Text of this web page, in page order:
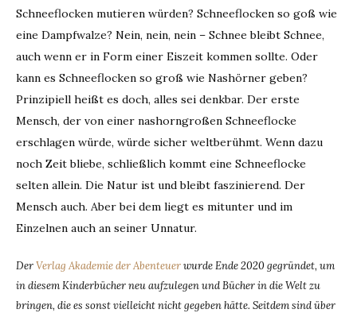
Schneeflocken mutieren würden? Schneeflocken so goß wie
eine Dampfwalze? Nein, nein, nein – Schnee bleibt Schnee,
auch wenn er in Form einer Eiszeit kommen sollte. Oder
kann es Schneeflocken so groß wie Nashörner geben?
Prinzipiell heißt es doch, alles sei denkbar. Der erste
Mensch, der von einer nashorngroßen Schneeflocke
erschlagen würde, würde sicher weltberühmt. Wenn dazu
noch Zeit bliebe, schließlich kommt eine Schneeflocke
selten allein. Die Natur ist und bleibt faszinierend. Der
Mensch auch. Aber bei dem liegt es mitunter und im
Einzelnen auch an seiner Unnatur.
DerVerlag Akademie der Abenteuerwurde Ende 2020 gegründet, um
in diesem Kinderbücher neu aufzulegen und Bücher in die Welt zu
bringen, die es sonst vielleicht nicht gegeben hätte. Seitdem sind über